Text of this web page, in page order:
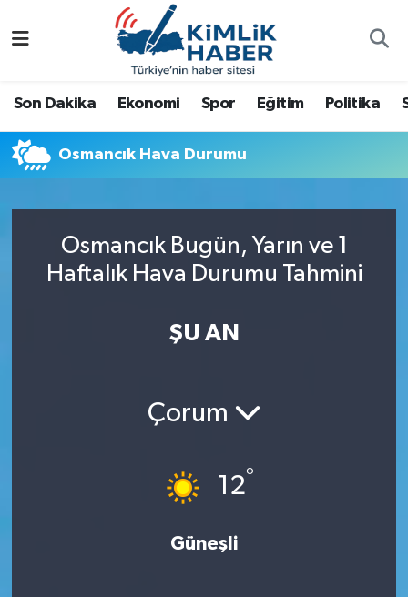
Son Dakika Ekonomi Spor Eğitim Politika
Osmancık Hava Durumu
Osmancık Bugün, Yarın ve 1
Haftalık Hava Durumu Tahmini
ŞU AN
Çorum
12°
Güneşli
Antalya
Dünya
Eğitim
Nöbetçi Eczaneler
Namaz Vakitleri
Trafik Durumu
Süper Lig Puan Durumu ve Fikstür
Son Dakika Haberleri